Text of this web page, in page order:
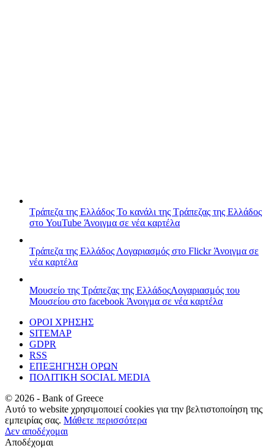
Τράπεζα της Ελλάδος Το κανάλι της Τράπεζας της Ελλάδος
στο YouTube Άνοιγμα σε νέα καρτέλα
Τράπεζα της Ελλάδος Λογαριασμός στο FlickrΆνοιγμα σε
νέα καρτέλα
Μουσείο της Τράπεζας της ΕλλάδοςΛογαριασμός του
Μουσείου στο facebook Άνοιγμα σε νέα καρτέλα
ΟΡΟΙ ΧΡΗΣΗΣ
SITEMAP
GDPR
RSS
ΕΠΕΞΗΓΗΣΗ ΟΡΩΝ
ΠΟΛΙΤΙΚΗ SOCIAL MEDIA
© 2026 - Bank of Greece
Αυτό το website χρησιμοποιεί cookies για την βελτιστοποίηση της
εμπειρίας σας. Μάθετε περισσότερα
Δεν αποδέχομαι
Αποδέχομαι